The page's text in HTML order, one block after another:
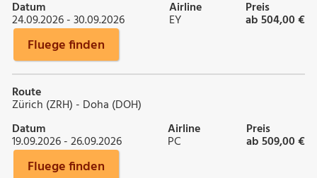
Datum
24.09.2026 - 30.09.2026
Airline
EY
Preis
ab 504,00 €
Fluege finden
Route
Zürich (ZRH) - Doha (DOH)
Datum
19.09.2026 - 26.09.2026
Airline
PC
Preis
ab 509,00 €
Fluege finden